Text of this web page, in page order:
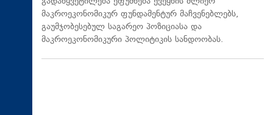
მაკროეკონომიკურ ფუნდამენტურ მაჩვენებლებს,
გაუმჯობესებულ საგარეო პოზიციასა და
მაკროეკონომიკური პოლიტიკის სანდოობას.